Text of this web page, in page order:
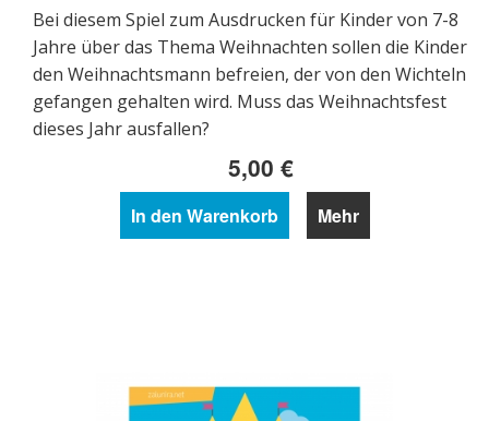
Bei diesem Spiel zum Ausdrucken für Kinder von 7-8
Jahre über das Thema Weihnachten sollen die Kinder
den Weihnachtsmann befreien, der von den Wichteln
gefangen gehalten wird. Muss das Weihnachtsfest
dieses Jahr ausfallen?
5,00 €
In den Warenkorb Mehr